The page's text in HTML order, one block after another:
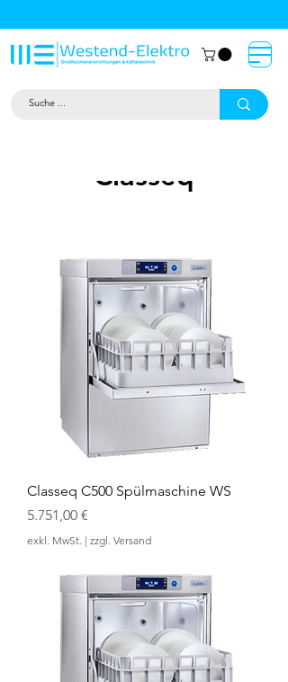
Classeq
Classeq C500 Spülmaschine WS
Preis
5.751,00 €
exkl. MwSt. | zzgl. Versand